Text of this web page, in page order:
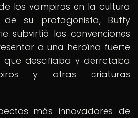
los vampiros en la cultura
su protagonista, Buffy
subvirtió las convenciones
a una heroína fuerte
que desafiaba y derrotaba
y otras criaturas
más innovadores de